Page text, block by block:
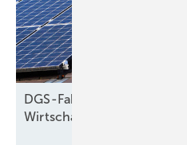
DGS-Faktencheck:
Wirtschafts­ministerin